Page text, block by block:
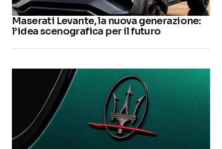
Maserati Levante, la nuova generazione:
l’idea scenografica per il futuro